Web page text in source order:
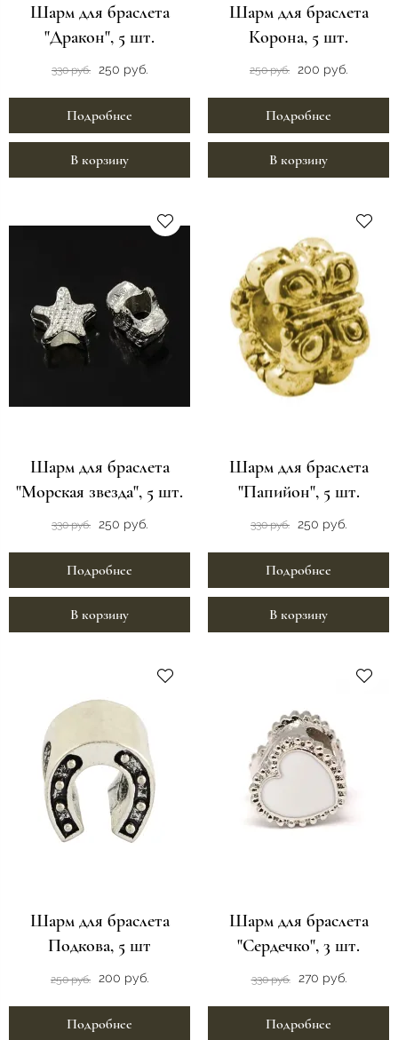
Шарм для браслета
"Дракон", 5 шт.
330 руб. 250 руб.
Подробнее
В корзину
Шарм для браслета
Корона, 5 шт.
250 руб. 200 руб.
Подробнее
В корзину
Шарм для браслета
"Морская звезда", 5 шт.
330 руб. 250 руб.
Подробнее
В корзину
Шарм для браслета
"Папийон", 5 шт.
330 руб. 250 руб.
Подробнее
В корзину
Шарм для браслета
Подкова, 5 шт
250 руб. 200 руб.
Подробнее
Шарм для браслета
"Сердечко", 3 шт.
330 руб. 270 руб.
Подробнее